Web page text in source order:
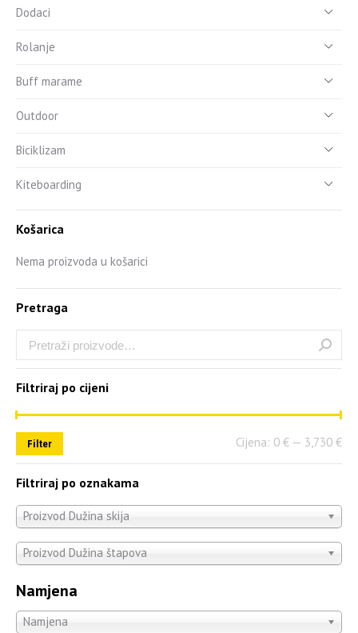
Dodaci
Rolanje
Buff marame
Outdoor
Biciklizam
Kiteboarding
Košarica
Nema proizvoda u košarici
Pretraga
Filtriraj po cijeni
Filter Cijena: 0 € — 3,730 €
Filtriraj po oznakama
Proizvod Dužina skija
Proizvod Dužina štapova
Namjena
Namjena